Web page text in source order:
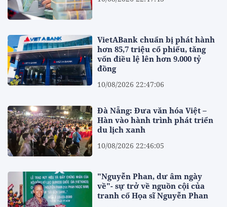
VietABank chuẩn bị phát hành
hơn 85,7 triệu cổ phiếu, tăng
vốn điều lệ lên hơn 9.000 tỷ
đồng
10/08/2026 22:47:06
Đà Nẵng: Đưa văn hóa Việt –
Hàn vào hành trình phát triển
du lịch xanh
10/08/2026 22:46:05
"Nguyễn Phan, dư âm ngày
về"- sự trở về nguồn cội của
tranh cố Họa sĩ Nguyễn Phan